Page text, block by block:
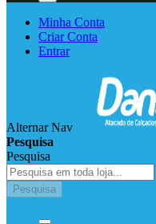
Minha Conta
Criar Conta
Entrar
Alternar Nav
Pesquisa
Pesquisa
Pesquisa